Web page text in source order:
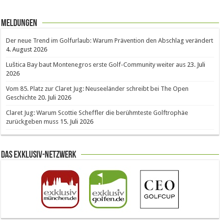
Meldungen
Der neue Trend im Golfurlaub: Warum Prävention den Abschlag verändert
4. August 2026
Luštica Bay baut Montenegros erste Golf-Community weiter aus 23. Juli
2026
Vom 85. Platz zur Claret Jug: Neuseeländer schreibt bei The Open
Geschichte 20. Juli 2026
Claret Jug: Warum Scottie Scheffler die berühmteste Golftrophäe
zurückgeben muss 15. Juli 2026
Das Exklusiv-Netzwerk